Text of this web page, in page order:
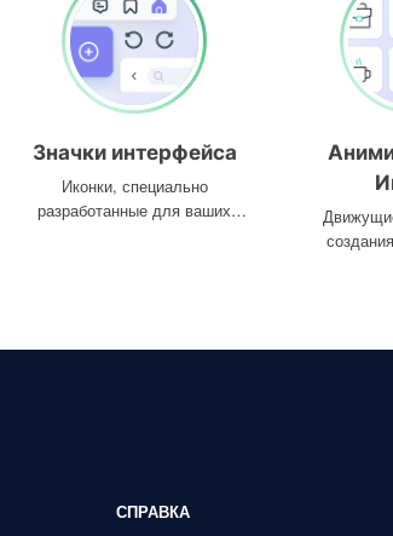
Значки интерфейса
Иконки, специально
разработанные для ваших
СПРАВКА